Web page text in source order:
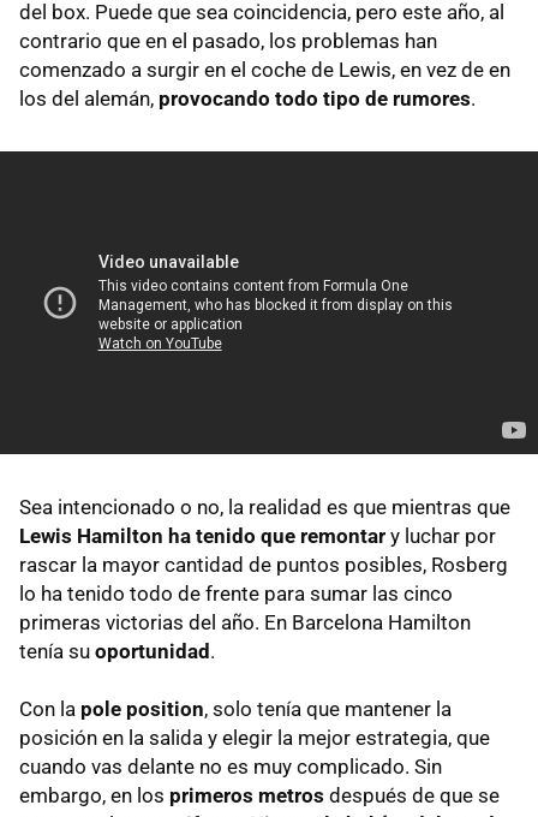
del box. Puede que sea coincidencia, pero este año, al
contrario que en el pasado, los problemas han
comenzado a surgir en el coche de Lewis, en vez de en
los del alemán, provocando todo tipo de rumores.
Sea intencionado o no, la realidad es que mientras que
Lewis Hamilton ha tenido que remontar y luchar por
rascar la mayor cantidad de puntos posibles, Rosberg
lo ha tenido todo de frente para sumar las cinco
primeras victorias del año. En Barcelona Hamilton
tenía su oportunidad.
Con la pole position, solo tenía que mantener la
posición en la salida y elegir la mejor estrategia, que
cuando vas delante no es muy complicado. Sin
embargo, en los primeros metros después de que se